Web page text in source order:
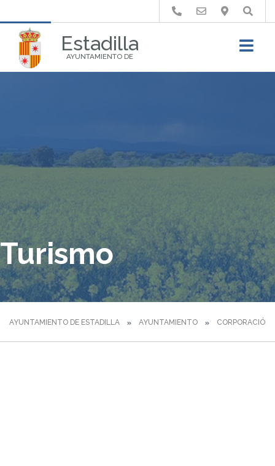
Estadilla
AYUNTAMIENTO DE
Buscar
Turismo
AYUNTAMIENTO DE ESTADILLA AYUNTAMIENTO CORPORACIÓN